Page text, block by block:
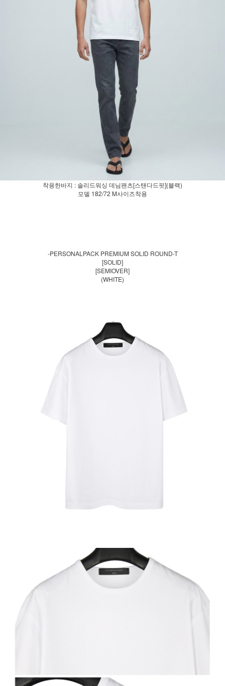
착용한바지 : 솔리드워싱 데님팬츠[스탠다드핏](블랙)
모델 182/72 M사이즈착용
-PERSONALPACK PREMIUM SOLID ROUND-T
[SOLID]
[SEMIOVER]
(WHITE)